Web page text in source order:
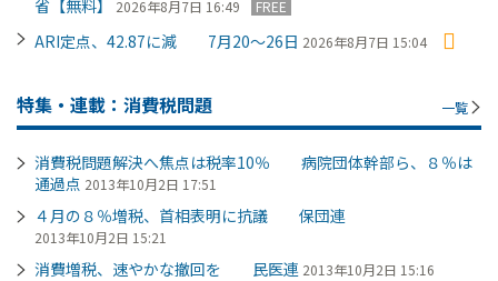
省【無料】
2026年8月7日 16:49 FREE
ARI定点、42.87に減 7月20～26日 2026年8月7日 15:04
特集・連載：消費税問題 一覧
消費税問題解決へ焦点は税率10％ 病院団体幹部ら、８％は
通過点 2013年10月2日 17:51
４月の８％増税、首相表明に抗議 保団連
2013年10月2日 15:21
消費増税、速やかな撤回を 民医連 2013年10月2日 15:16